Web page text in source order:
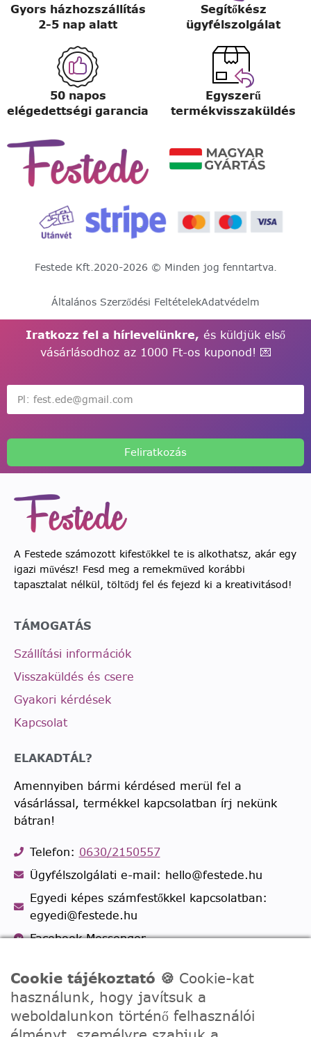
Gyors házhozszállítás
2-5 nap alatt
Segítőkész
ügyfélszolgálat
50 napos
elégedettségi garancia
Egyszerű
termékvisszaküldés
Festede Kft.2020-2026 © Minden jog fenntartva.
Általános Szerződési FeltételekAdatvédelm
Iratkozz fel a hírlevelünkre, és küldjük első
vásárlásodhoz az 1000 Ft-os kuponod! 💌
Feliratkozás
A Festede számozott kifestőkkel te is alkothatsz, akár egy
igazi művész! Fesd meg a remekműved korábbi
tapasztalat nélkül, töltődj fel és fejezd ki a kreativitásod!
TÁMOGATÁS
Szállítási információk
Visszaküldés és csere
Gyakori kérdések
Kapcsolat
ELAKADTÁL?
Amennyiben bármi kérdésed merül fel a
vásárlással, termékkel kapcsolatban írj nekünk
bátran!
Telefon: 0630/2150557
Ügyfélszolgálati e-mail: hello@festede.hu
Egyedi képes számfestőkkel kapcsolatban:
egyedi@festede.hu
Facebook Messenger
Cookie tájékoztató 🍪 Cookie-kat
használunk, hogy javítsuk a
weboldalunkon történő felhasználói